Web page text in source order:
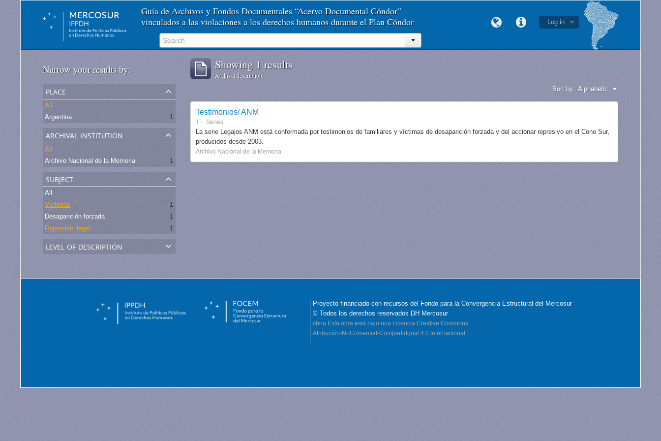
Guía de Archivos y Fondos Documentales “Acervo Documental Cóndor”
vinculados a las violaciones a los derechos humanos durante el Plan Cóndor
Log in
Narrow your results by:
place
All
Argentina
1
archival institution
All
Archivo Nacional de la Memoria
1
subject
All
Víctimas
1
Desaparición forzada
1
Represión ilegal
1
level of description
Showing 1 results
Archival description
Sort by: Alphabetic
Testimonios/ ANM
T Series
La serie Legajos ANM está conformada por testimonios de familiares y víctimas de desaparición forzada y del accionar represivo en el Cono Sur,
producidos desde 2003.
Archivo Nacional de la Memoria
Proyecto financiado con recursos del Fondo para la Convergencia Estructural del Mercosur
© Todos los derechos reservados DH Mercosur
cbna Esta obra está bajo una Licencia Creative Commons
Atribución-NoComercial-CompartirIgual 4.0 Internacional.